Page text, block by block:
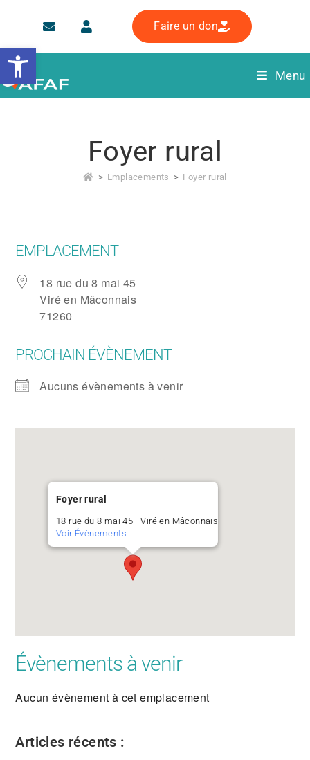
Ouvrir la barre d’outils
Faire un don
Menu
Foyer rural
> Emplacements > Foyer rural
EMPLACEMENT
18 rue du 8 mai 45
Viré en Mâconnais
71260
PROCHAIN ÉVÈNEMENT
Aucuns évènements à venir
Foyer rural
18 rue du 8 mai 45 - Viré en Mâconnais
Voir Évènements
Évènements à venir
Aucun évènement à cet emplacement
Articles récents :